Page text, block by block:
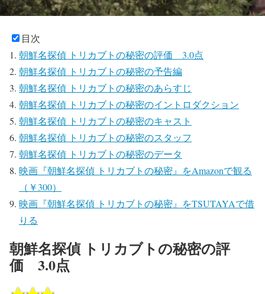
目次
朝鮮名探偵 トリカブトの秘密の評価 3.0点
朝鮮名探偵 トリカブトの秘密の予告編
朝鮮名探偵 トリカブトの秘密のあらすじ
朝鮮名探偵 トリカブトの秘密のイントロダクション
朝鮮名探偵 トリカブトの秘密のキャスト
朝鮮名探偵 トリカブトの秘密のスタッフ
朝鮮名探偵 トリカブトの秘密のデータ
映画『朝鮮名探偵 トリカブトの秘密』をAmazonで観る
（￥300）
映画『朝鮮名探偵 トリカブトの秘密』をTSUTAYAで借
りる
朝鮮名探偵 トリカブトの秘密の評
価 3.0点